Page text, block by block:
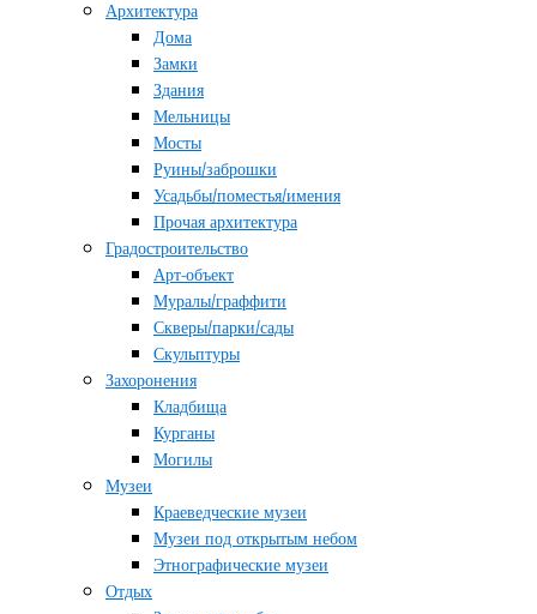
Архитектура
Дома
Замки
Здания
Мельницы
Мосты
Руины/заброшки
Усадьбы/поместья/имения
Прочая архитектура
Градостроительство
Арт-объект
Муралы/граффити
Скверы/парки/сады
Скульптуры
Захоронения
Кладбища
Курганы
Могилы
Музеи
Краеведческие музеи
Музеи под открытым небом
Этнографические музеи
Отдых